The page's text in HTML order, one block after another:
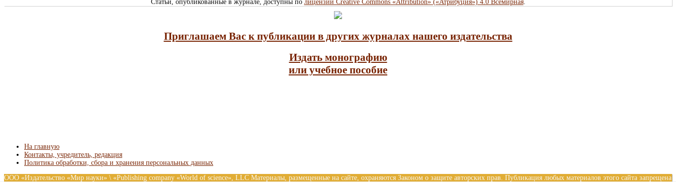
Статьи, опубликованные в журнале, доступны по лицензии Creative Commons «Attribution» («Атрибуция») 4.0 Всемирная.
Приглашаем Вас к публикации в других журналах нашего издательства
Издать монографию
или учебное пособие
На главную
Контакты, учредитель, редакция
Политика обработки, сбора и хранения персональных данных
ООО «Издательство «Мир науки» \ «Publishing company «World of science», LLC Материалы, размещенные на сайте, охраняются Законом о защите авторских прав. Публикация любых материалов этого сайта запрещена